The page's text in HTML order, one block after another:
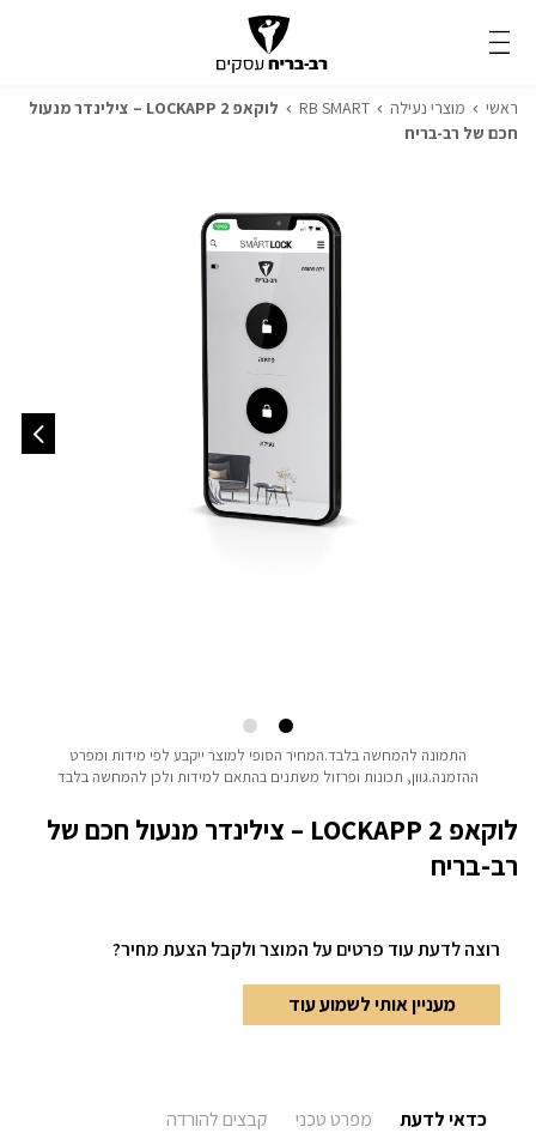
ראשי מוצרי נעילה RB SMART
לוקאפ 2 LOCKAPP – צילינדר מנעול
חכם של רב-בריח
לוקאפ 2 LOCKAPP – צילינדר מנעול חכם של
רב-בריח
רוצה לדעת עוד פרטים על המוצר ולקבל הצעת מחיר?
מעניין אותי לשמוע עוד
כדאי לדעת מפרט טכני קבצים להורדה
התמונה להמחשה בלבד.המחיר הסופי למוצר ייקבע לפי מידות ומפרט
ההזמנה.גוון, תכונות ופרזול משתנים בהתאם למידות ולכן להמחשה בלבד